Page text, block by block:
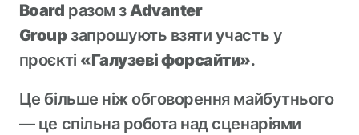
Board разом зAdvanter
Groupзапрошують взяти участь у
проєкті «Галузеві форсайти».
Це більше ніж обговорення майбутнього
— це спільна робота над сценаріями